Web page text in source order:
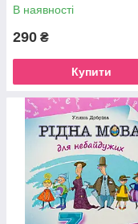
В наявності
290 ₴
Купити